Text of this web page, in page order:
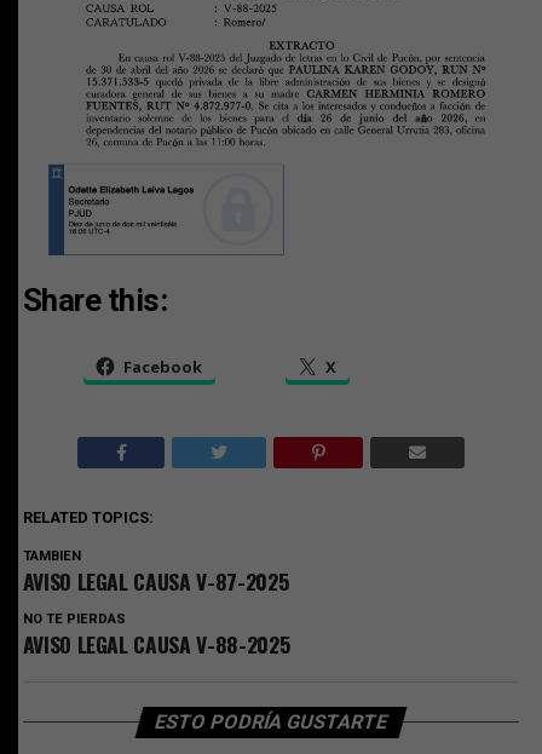
Share this:
Facebook X
RELATED TOPICS:
TAMBIEN
AVISO LEGAL CAUSA V-87-2025
NO TE PIERDAS
AVISO LEGAL CAUSA V-88-2025
ESTO PODRÍA GUSTARTE